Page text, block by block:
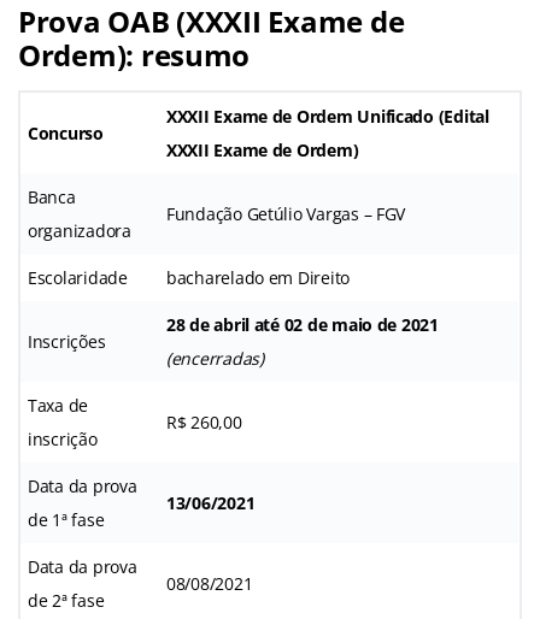
Prova OAB (XXXII Exame de
Ordem): resumo
Concurso
XXXII Exame de Ordem Unificado (Edital
XXXII Exame de Ordem)
Banca
organizadora
Fundação Getúlio Vargas – FGV
Escolaridade bacharelado em Direito
Inscrições
28 de abril até 02 de maio de 2021
(encerradas)
Taxa de
inscrição
R$ 260,00
Data da prova
de 1ª fase
13/06/2021
Data da prova
de 2ª fase
08/08/2021